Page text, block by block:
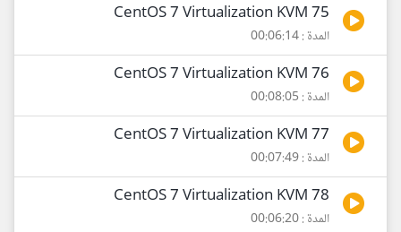
75 CentOS 7 Virtualization KVM
المدة : 00:06:14
76 CentOS 7 Virtualization KVM
المدة : 00:08:05
77 CentOS 7 Virtualization KVM
المدة : 00:07:49
78 CentOS 7 Virtualization KVM
المدة : 00:06:20